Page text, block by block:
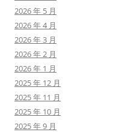
2026 年 5 月
2026 年 4 月
2026 年 3 月
2026 年 2 月
2026 年 1 月
2025 年 12 月
2025 年 11 月
2025 年 10 月
2025 年 9 月